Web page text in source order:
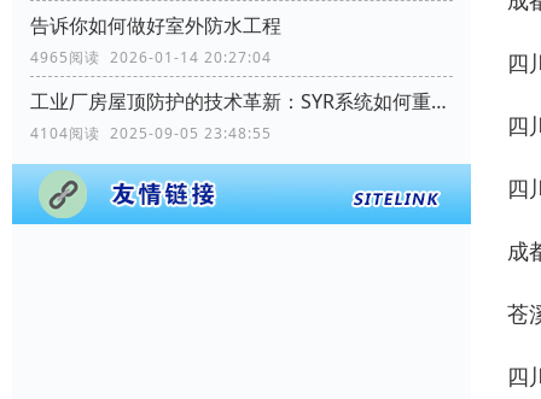
告诉你如何做好室外防水工程
4965阅读 2026-01-14 20:27:04
工业厂房屋顶防护的技术革新：SYR系统如何重塑行业标准
4104阅读 2025-09-05 23:48:55
四
四
四
成
苍
四